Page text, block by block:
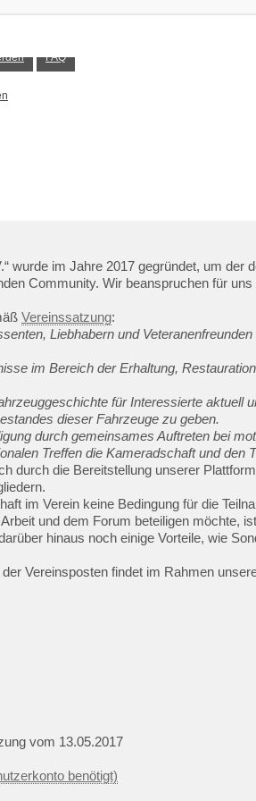
FAQ
wurde im Jahre 2017 gegründet, um
Community. Wir beanspruchen für
Vereinssatzung:
Liebhabern und
im Bereich der Erhaltung,
für Interessierte aktuell
dieser Fahrzeuge zu geben.
durch gemeinsames Auftreten bei
Treffen die Kameradschaft und den
durch die Bereitstellung unserer
im Verein keine Bedingung für die
und dem Forum beteiligen möchte,
hinaus noch einige Vorteile, wie
Vereinsposten findet im Rahmen
vom 13.05.2017
benötigt)